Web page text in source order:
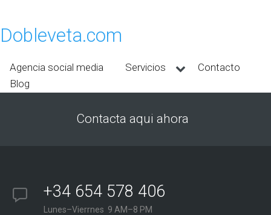
Dobleveta.com
Agencia social media Servicios
Contacto
Blog
Contacta aqui ahora
+34 654 578 406
Lunes–Vierrnes 9 AM–8 PM